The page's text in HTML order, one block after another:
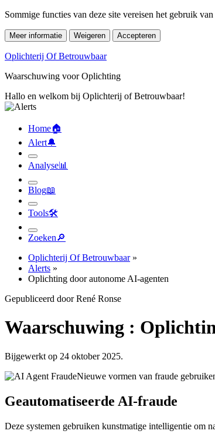
Sommige functies van deze site vereisen het gebruik
Meer informatie Weigeren Accepteren
Oplichterij Of Betrouwbaar
Waarschuwing voor Oplichting
Hallo en welkom bij Oplichterij of Betrouwbaar!
Home🏠︎
Alert🔔︎
Analyse📊︎
Blog📖︎
Tools🛠︎
Zoeken🔎︎
Oplichterij Of Betrouwbaar»
Alerts »
Oplichting door autonome AI-agenten
Gepubliceerd door René Ronse
Waarschuwing :
Bijgewerkt op 24 oktober 2025.
Nieuwe vormen van fraude
Geautomatiseerde AI-fraude
Deze systemen gebruiken kunstmatige intelligentie om